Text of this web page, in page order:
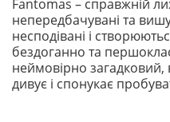
Fantomas – справжній
непередбачувані та
несподівані і
бездоганно та
неймовірно загадковий,
дивує і спонукає